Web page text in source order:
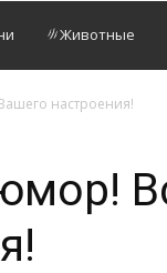
Животные
настроения!